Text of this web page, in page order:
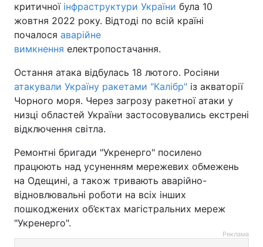
критичної інфраструктури України була 10
жовтня 2022 року. Відтоді по всій країні
почалося аварійне
вимкнення електропостачання.
Остання атака відбулась 18 лютого. Росіяни
атакували Україну ракетами "Калібр" із акваторії
Чорного моря. Через загрозу ракетної атаки у
низці областей України застосовувались екстрені
відключення світла.
Ремонтні бригади "Укренерго" посилено
працюють над усуненням мережевих обмежень
на Одещині, а також тривають аварійно-
відновлювальні роботи на всіх інших
пошкоджених об’єктах магістральних мереж
"Укренерго".
Реклама